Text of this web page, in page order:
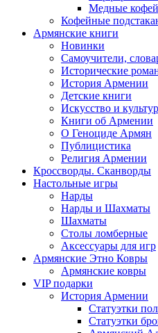
Медные
Кофейные
Армянские книги
Новинки
Самоучители,
Исторические
История Армении
Детские книги
Иcкусство и
Книги об Армении
О Геноциде Армян
Публицистика
Религия Армении
Кроссворды. Сканворды
Настольные игры
Нарды
Нарды и Шахматы
Шахматы
Столы ломберные
Аксессуары для игр
Армянские Этно Ковры
Армянские ковры
VIP подарки
История Армении
Статуэтки
Статуэтки